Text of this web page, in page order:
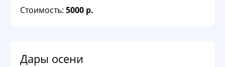
Стоимость: 5000 р.
Дары осени